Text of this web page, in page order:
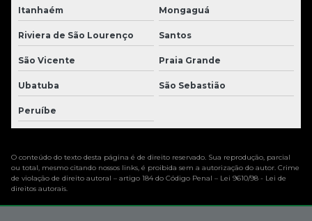
Itanhaém Mongaguá
Riviera de São Lourenço Santos
São Vicente Praia Grande
Ubatuba São Sebastião
Peruíbe
O conteúdo do texto desta página é de direito reservado. Sua reprodução, parcial
ou total, mesmo citando nossos links, é proibida sem a autorização do autor. Crime
de violação de direito autoral – artigo 184 do Código Penal – Lei 9610/98 - Lei de
direitos autorais.